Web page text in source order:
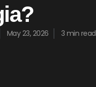
May 23, 2026 3 min read